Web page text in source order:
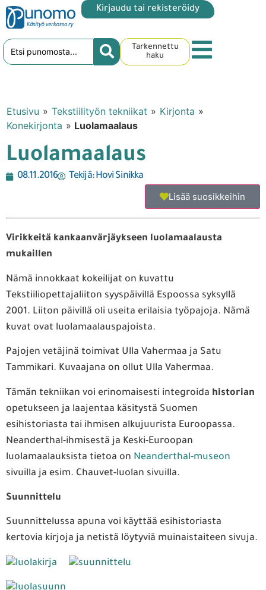
Kirjaudu tai rekisteröidy
Tarkennettu
haku
Etusivu » Tekstiilityön tekniikat » Kirjonta »
Konekirjonta » Luolamaalaus
Luolamaalaus
08.11.2016 Tekijä:Hovi Sinikka
Lisää suosikkeihin
Virikkeitä kankaanvärjäykseen luolamaalausta
mukaillen
Nämä innokkaat kokeilijat on kuvattu
Tekstiiliopettajaliiton syyspäivillä Espoossa syksyllä
2001. Liiton päivillä oli useita erilaisia työpajoja. Nämä
kuvat ovat luolamaalauspajoista.
Pajojen vetäjinä toimivat Ulla Vahermaa ja Satu
Tammikari. Kuvaajana on ollut Ulla Vahermaa.
Tämän tekniikan voi erinomaisesti integroida historian
opetukseen ja laajentaa käsitystä Suomen
esihistoriasta tai ihmisen alkujuurista Euroopassa.
Neanderthal-ihmisestä ja Keski-Euroopan
luolamaalauksista tietoa on Neanderthal-museon
sivuilla ja esim. Chauvet-luolan sivuilla.
Suunnittelu
Suunnittelussa apuna voi käyttää esihistoriasta
kertovia kirjoja ja netistä löytyviä muinaistaiteen sivuja.